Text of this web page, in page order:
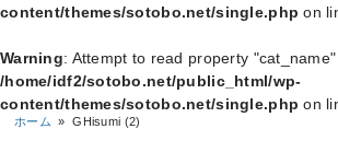
content/themes/sotobo.net/single.php on
Warning: Attempt to read property
/home/idf2/sotobo.net/public_html/wp-
content/themes/sotobo.net/single.php on
ホーム »GHisumi (2)